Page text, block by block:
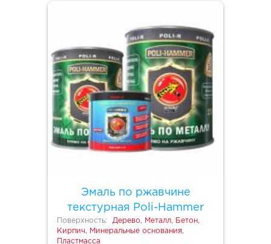
Эмаль по ржавчине
текстурная Poli-Hammer
Поверхность:
Дерево, Металл, Бетон,
Кирпич, Минеральные основания,
Пластмасса